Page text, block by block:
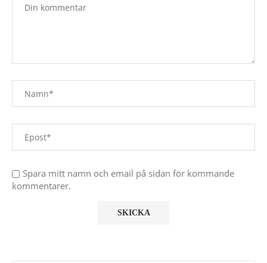
Spara mitt namn och email på sidan för kommande
kommentarer.